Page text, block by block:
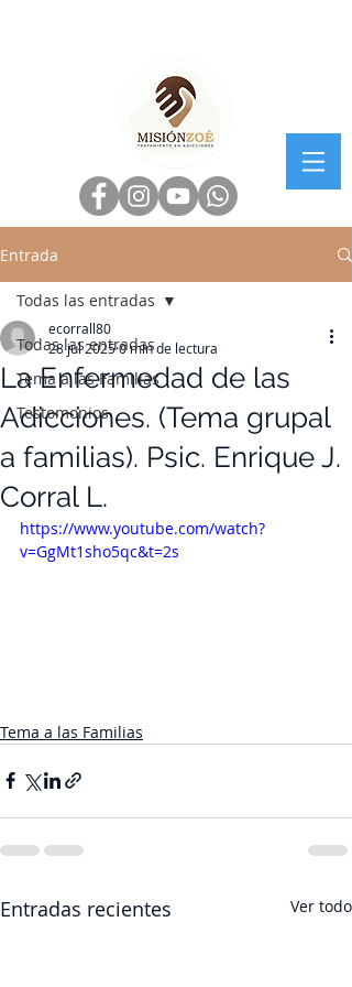
Entrada
Todas las entradas
Tema a las Familias
Testomonios
Todas las entradas
La Enfermedad de las
Adicciones. (Tema grupal
a familias). Psic. Enrique J.
Corral L.
ecorrall80
28 jul 20250 min de lectura
https://www.youtube.com/watch?
v=GgMt1sho5qc&t=2s
Tema a las Familias
Entradas recientes Ver todo